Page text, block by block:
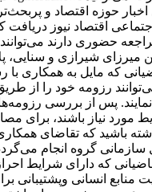
حوزه اقتصاد و
اقتصاد نیوز دریافت
حضوری دارند
که مایل به همکاری با
رزومه خود را از
مورد نیاز باشند، برای
باشید که تقاضای
سازمانی گروه انجام
که دارای شرایط
منابع انسانی وپشتیبانی